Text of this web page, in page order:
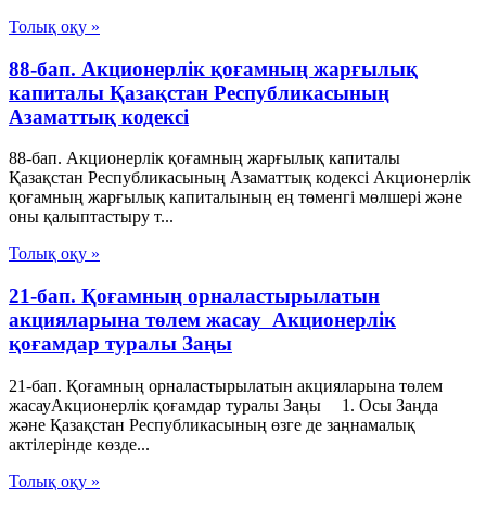
Толық оқу »
88-бап. Акционерлiк қоғамның жарғылық
капиталы Қазақстан Республикасының
Азаматтық кодексi
88-бап. Акционерлiк қоғамның жарғылық капиталы
Қазақстан Республикасының Азаматтық кодексi Акционерлiк
қоғамның жарғылық капиталының ең төменгi мөлшерi және
оны қалыптастыру т...
Толық оқу »
21-бап. Қоғамның орналастырылатын
акцияларына төлем жасау Акционерлік
қоғамдар туралы Заңы
21-бап. Қоғамның орналастырылатын акцияларына төлем
жасауАкционерлік қоғамдар туралы Заңы 1. Осы Заңда
және Қазақстан Республикасының өзге де заңнамалық
актілерінде көзде...
Толық оқу »